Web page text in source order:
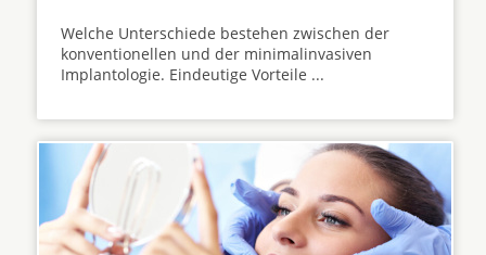
Welche Unterschiede bestehen zwischen der
konventionellen und der minimalinvasiven
Implantologie. Eindeutige Vorteile ...